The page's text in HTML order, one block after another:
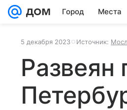
Город Места
5 декабря 2023 Источник:
Развеян